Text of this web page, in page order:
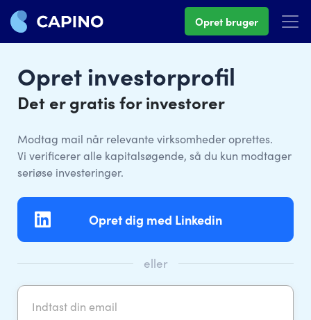
Opret bruger
Opret investorprofil
Det er gratis for investorer
Modtag mail når relevante virksomheder oprettes.
Vi verificerer alle kapitalsøgende, så du kun modtager
seriøse investeringer.
Opret dig med Linkedin
eller